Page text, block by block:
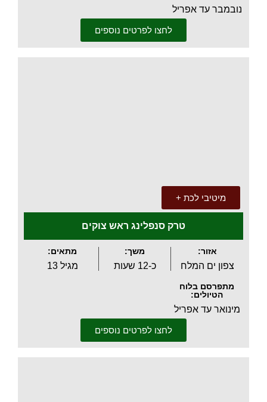
נובמבר עד אפריל
לחצו לפרטים נוספים
מיטיבי לכת +
טרק סנפלינג ראש צוקים
אזור:
צפון ים המלח
משך:
כ-12 שעות
מתאים:
מגיל 13
מתפרסם בלוח
הטיולים:
מינואר עד אפריל
לחצו לפרטים נוספים